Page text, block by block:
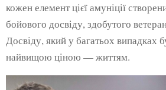
кожен елемент цієї амуніції
бойового досвіду, здобутого
Досвіду, який у багатьох випадках
найвищою ціною — життям.